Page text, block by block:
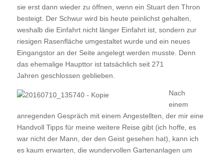
sie erst dann wieder zu öffnen, wenn ein Stuart den Thron
besteigt. Der Schwur wird bis heute peinlichst gehalten,
weshalb die Einfahrt nicht länger Einfahrt ist, sondern zur
riesigen Rasenfläche umgestaltet wurde und ein neues
Eingangstor an der Seite angelegt werden musste. Denn
das ehemalige Haupttor ist tatsächlich seit 271
Jahren geschlossen geblieben.
Nach
einem
anregenden Gespräch mit einem Angestellten, der mir eine
Handvoll Tipps für meine weitere Reise gibt (ich hoffe, es
war nicht der Mann, der den Geist gesehen hat), kann ich
es kaum erwarten, die wundervollen Gartenanlagen um